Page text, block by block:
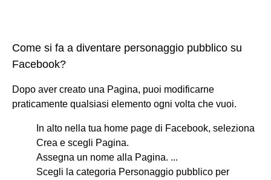
Come si fa a diventare personaggio pubblico su
Facebook?
Dopo aver creato una Pagina, puoi modificarne
praticamente qualsiasi elemento ogni volta che vuoi.
In alto nella tua home page di Facebook, seleziona
Crea e scegli Pagina.
Assegna un nome alla Pagina. ...
Scegli la categoria Personaggio pubblico per